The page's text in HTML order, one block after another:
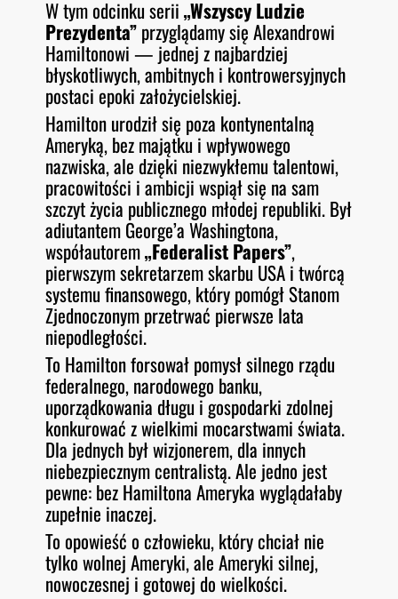
O
D
E
RSS FEED
LINK
EMBED
W tym odcinku serii„Wszyscy Ludzie
Prezydenta”przyglądamy się Alexandrowi
Hamiltonowi — jednej z najbardziej
błyskotliwych, ambitnych i kontrowersyjnych
postaci epoki założycielskiej.
Hamilton urodził się poza kontynentalną
Ameryką, bez majątku i wpływowego
nazwiska, ale dzięki niezwykłemu talentowi,
pracowitości i ambicji wspiął się na sam
szczyt życia publicznego młodej republiki. Był
adiutantem George’a Washingtona,
współautorem„Federalist Papers”,
pierwszym sekretarzem skarbu USA i twórcą
systemu finansowego, który pomógł Stanom
Zjednoczonym przetrwać pierwsze lata
niepodległości.
To Hamilton forsował pomysł silnego rządu
federalnego, narodowego banku,
uporządkowania długu i gospodarki zdolnej
konkurować z wielkimi mocarstwami świata.
Dla jednych był wizjonerem, dla innych
niebezpiecznym centralistą. Ale jedno jest
pewne: bez Hamiltona Ameryka wyglądałaby
zupełnie inaczej.
To opowieść o człowieku, który chciał nie
tylko wolnej Ameryki, ale Ameryki silnej,
nowoczesnej i gotowej do wielkości.